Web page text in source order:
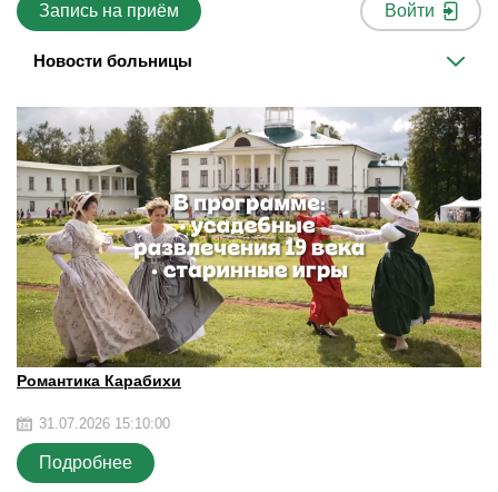
Запись на приём Войти
Новости больницы
Романтика Карабихи
31.07.2026 15:10:00
Подробнее